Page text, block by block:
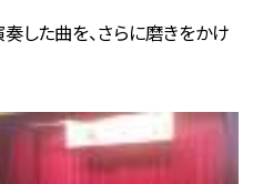
した曲を、さらに磨きをかけ